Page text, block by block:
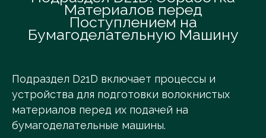
Материалов перед
Поступлением на
Бумагоделательную Машину
Подраздел D21D включает процессы и
устройства для подготовки волокнистых
материалов перед их подачей на
бумагоделательные машины.